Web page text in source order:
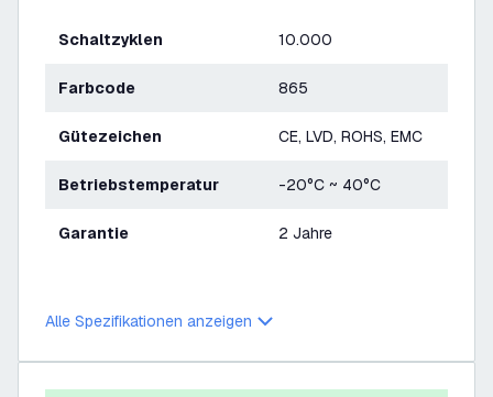
Schaltzyklen 10.000
Farbcode 865
Gütezeichen CE, LVD, ROHS, EMC
Betriebstemperatur -20°C ~ 40°C
Garantie 2 Jahre
Alle Spezifikationen anzeigen